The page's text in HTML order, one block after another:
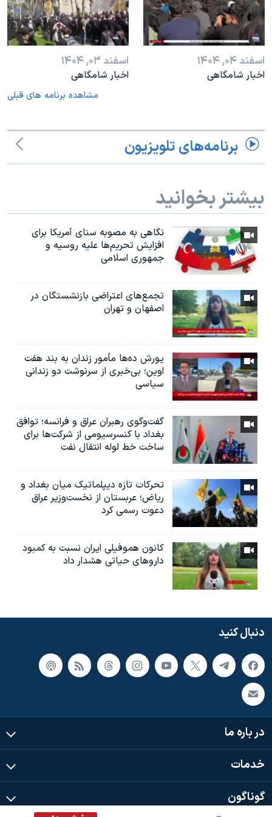
اسفند ۰۴, ۱۴۰۴
اخبار شامگاهی
اسفند ۰۳, ۱۴۰۴
اخبار شامگاهی
مشاهده برنامه های قبلی
برنامه‌های تلویزیون
بیشتر بخوانید
نگاهی به مصوبه سنای آمریکا برای
افزایش تحریم‌ها علیه روسیه و
جمهوری اسلامی
تجمع‌های اعتراضی بازنشستگان در
اصفهان و تهران
یورش ده‌ها مأمور زندان به بند هفت
اوین؛ بی‌خبری از سرنوشت دو زندانی
سیاسی
گفت‌وگوی رهبران عراق و فرانسه؛ توافق
بغداد با کنسرسیومی از شرکت‌ها برای
ساخت خط لوله انتقال نفت
تحرکات تازه دیپلماتیک میان بغداد و
ریاض؛ عربستان از نخست‌وزیر عراق
دعوت رسمی کرد
کانون هموفیلی ایران نسبت به کمبود
داروهای حیاتی هشدار داد
دنبال کنید
در باره ما
خدمات
گوناگون